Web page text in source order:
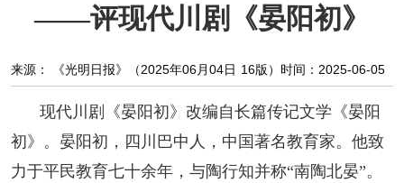
文学动态 作协工作 市州作协
十百千 网络文学 万千百十
阅读
小说 散文 诗歌 文学评论
——评现代川剧《晏阳初》
来源： 《光明日报》（2025年06月04日 16版） 时间：2025-06-05
现代川剧《晏阳初》改编自长篇传记文学《晏阳
初》。晏阳初，四川巴中人，中国著名教育家。他致
力于平民教育七十余年，与陶行知并称“南陶北晏”。